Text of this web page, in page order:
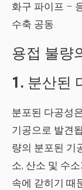
화구 파이프 –
수축 공동.
용접 불량
1. 분산된
분포된 다공성
기공으로 발견
량의 분포된 기
소, 산소 및 수
속에 갇히기 때